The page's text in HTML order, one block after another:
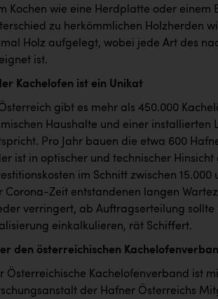
Kochen wie eine Herdplatte oder einem
zu herkömmlichen Holzherden
Holz aufgelegt, wobei jede Art des
ist.
Kachelofen ist ein Unikat
gibt es mehr als 450.000
Haushalte und einer installierten
Pro Jahr bauen die etwa 600
ist in optischer und technischer
im Schnitt zwischen
Corona-Zeit entstandenen langen
verringert, ab Auftragserteilung
einkalkulieren, rät Schiffert.
den österreichischen
Österreichische Kachelofenverband ist
der Hafner Österreichs